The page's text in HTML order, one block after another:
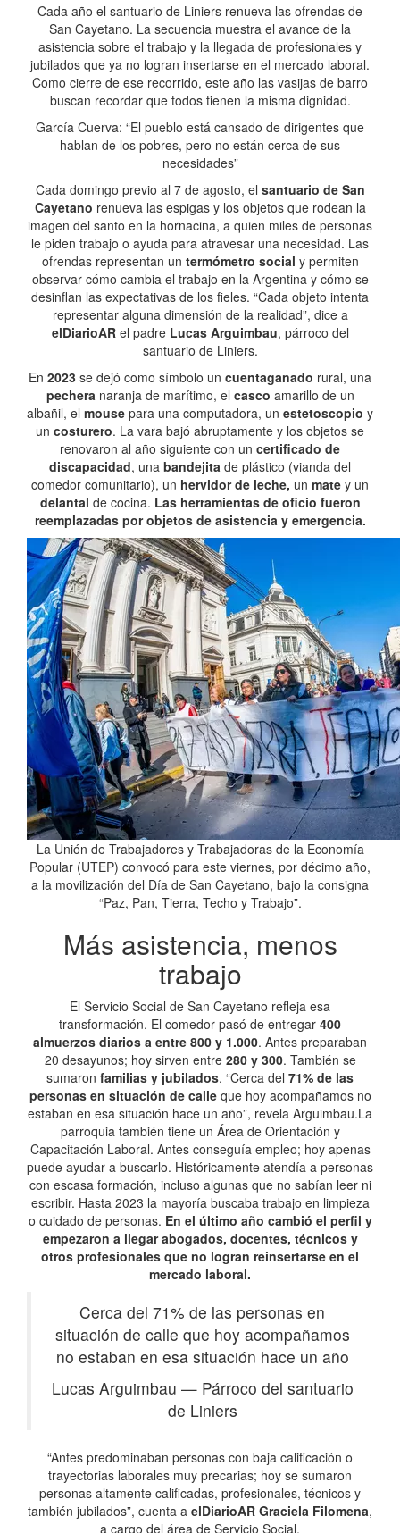
Cada año el santuario de Liniers renueva las ofrendas de
San Cayetano. La secuencia muestra el avance de la
asistencia sobre el trabajo y la llegada de profesionales y
jubilados que ya no logran insertarse en el mercado laboral.
Como cierre de ese recorrido, este año las vasijas de barro
buscan recordar que todos tienen la misma dignidad.
García Cuerva: “El pueblo está cansado de dirigentes que
hablan de los pobres, pero no están cerca de sus
necesidades”
Cada domingo previo al 7 de agosto, el santuario de San
Cayetano renueva las espigas y los objetos que rodean la
imagen del santo en la hornacina, a quien miles de personas
le piden trabajo o ayuda para atravesar una necesidad. Las
ofrendas representan un termómetro social y permiten
observar cómo cambia el trabajo en la Argentina y cómo se
desinflan las expectativas de los fieles. “Cada objeto intenta
representar alguna dimensión de la realidad”, dice a
elDiarioARel padre Lucas Arguimbau, párroco del
santuario de Liniers.
En 2023 se dejó como símbolo un cuentaganado rural, una
pecheranaranja de marítimo, el casco amarillo de un
albañil, el mouse para una computadora, un estetoscopio y
un costurero. La vara bajó abruptamente y los objetos se
renovaron al año siguiente con un certificado de
discapacidad, una bandejita de plástico (vianda del
comedor comunitario), un hervidor de leche, un mate y un
delantal de cocina. Las herramientas de oficio fueron
reemplazadas por objetos de asistencia y emergencia.
La Unión de Trabajadores y Trabajadoras de la Economía
Popular (UTEP) convocó para este viernes, por décimo año,
a la movilización del Día de San Cayetano, bajo la consigna
“Paz, Pan, Tierra, Techo y Trabajo”.
Más asistencia, menos
trabajo
El Servicio Social de San Cayetano refleja esa
transformación. El comedor pasó de entregar 400
almuerzos diarios a entre 800 y 1.000. Antes preparaban
20 desayunos; hoy sirven entre 280 y 300. También se
sumaron familias y jubilados. “Cerca del 71% de las
personas en situación de calleque hoy acompañamos no
estaban en esa situación hace un año”, revela Arguimbau.La
parroquia también tiene un Área de Orientación y
Capacitación Laboral. Antes conseguía empleo; hoy apenas
puede ayudar a buscarlo. Históricamente atendía a personas
con escasa formación, incluso algunas que no sabían leer ni
escribir. Hasta 2023 la mayoría buscaba trabajo en limpieza
o cuidado de personas. En el último año cambió el perfil y
empezaron a llegar abogados, docentes, técnicos y
otros profesionales que no logran reinsertarse en el
mercado laboral.
Cerca del 71% de las personas en
situación de calle que hoy acompañamos
no estaban en esa situación hace un año
Lucas Arguimbau —Párroco del santuario
de Liniers
“Antes predominaban personas con baja calificación o
trayectorias laborales muy precarias; hoy se sumaron
personas altamente calificadas, profesionales, técnicos y
también jubilados”, cuenta a elDiarioAR Graciela Filomena,
a cargo del área de Servicio Social.